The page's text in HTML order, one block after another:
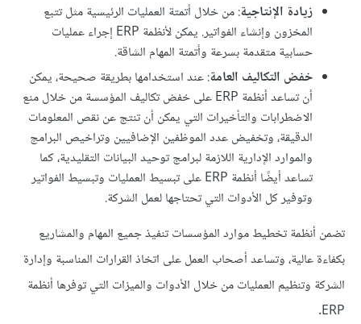
زيادة الإنتاجية: من خلال أتمتة العمليات الرئيسية مثل تتبع
المخزون وإنشاء الفواتير. يمكن لأنظمة ERP إجراء عمليات
حسابية متقدمة بسرعة وأتمتة المهام الشاقة.
خفض التكاليف العامة: عند استخدامها بطريقة صحيحة، يمكن
أن تساعد أنظمة ERP على خفض تكاليف المؤسسة من خلال منع
الاضطرابات والتأخيرات التي يمكن أن تنتج عن نقص المعلومات
الدقيقة، وتخفيض عدد الموظفين الإضافيين وتراخيص البرامج
والموارد الإدارية اللازمة لبرامج توحيد البيانات التقليدية، كما
تساعد أيضًا أنظمة ERP على تبسيط العمليات وتبسيط الفواتير
وتوفير كل الأدوات التي تحتاجها لعمل الشركة.
تضمن أنظمة تخطيط موارد المؤسسات تنفيذ جميع المهام والمشاريع
بكفاءة عالية، وتساعد أصحاب العمل على اتخاذ القرارات المناسبة وإدارة
الشركة وتنظيم العمليات من خلال الأدوات والميزات التي توفرها أنظمة
ERP.